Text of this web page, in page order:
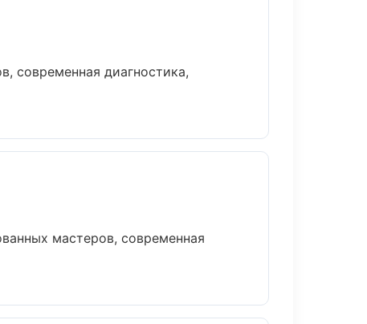
современная диагностика,
мастеров, современная